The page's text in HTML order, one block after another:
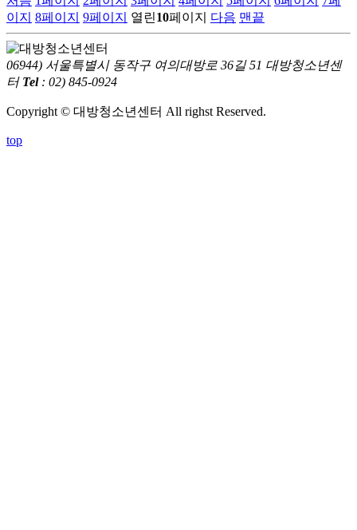
이지 8페이지 9페이지 열린10페이지 다음 맨끝
06944) 서울특별시 동작구 여의대방로 36길 51 대방청소년센
터 Tel : 02) 845-0924
Copyright © 대방청소년센터 All righst Reserved.
top